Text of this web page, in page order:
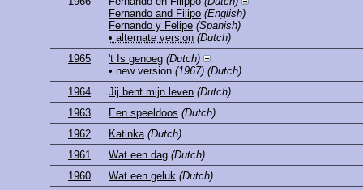
Fernando and Filipo (English)
Fernando y Felipe (Spanish)
• alternate version (Dutch)
1965
't Is genoeg (Dutch)
• new version (1967) (Dutch)
1964
Jij bent mijn leven (Dutch)
1963
Een speeldoos (Dutch)
1962
Katinka (Dutch)
1961
Wat een dag (Dutch)
1960
Wat een geluk (Dutch)